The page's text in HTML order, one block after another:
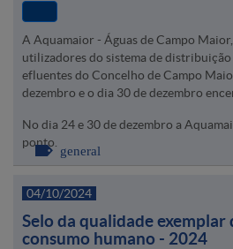
A Aquamaior - Águas de Campo
utilizadores do sistema de distribuição
efluentes do Concelho de Campo
dezembro e o dia 30 de dezembro
No dia 24 e 30 de dezembro a
ponto.
general
04/10/2024
Selo da qualidade exemplar
consumo humano - 2024